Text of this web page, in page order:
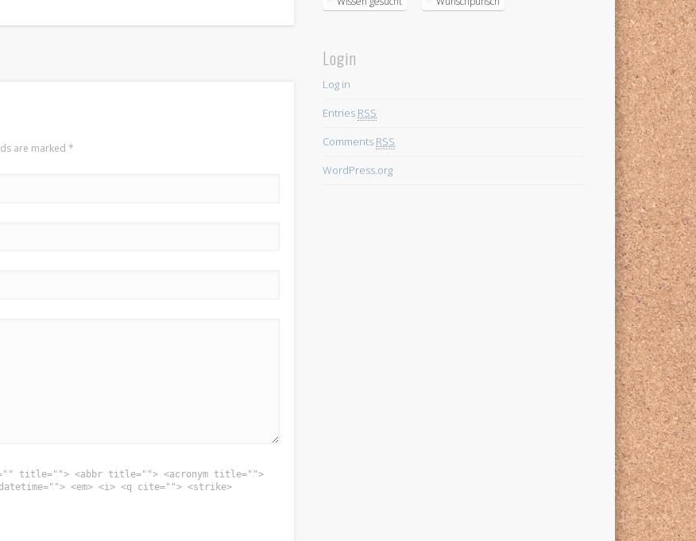
are marked*
title=""> <abbr title=""> <acronym title="">
<em> <i> <q cite=""> <strike>
Login
Log in
Entries RSS
Comments RSS
WordPress.org